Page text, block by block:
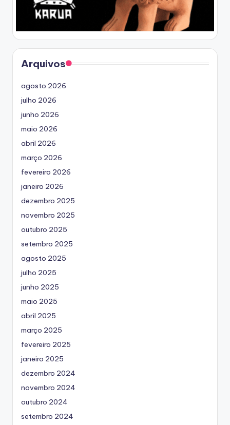
Arquivos
agosto 2026
julho 2026
junho 2026
maio 2026
abril 2026
março 2026
fevereiro 2026
janeiro 2026
dezembro 2025
novembro 2025
outubro 2025
setembro 2025
agosto 2025
julho 2025
junho 2025
maio 2025
abril 2025
março 2025
fevereiro 2025
janeiro 2025
dezembro 2024
novembro 2024
outubro 2024
setembro 2024